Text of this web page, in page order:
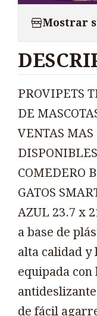
Mostrar
PROVIPETS
DE
VENTAS
COMEDERO
GATOS
AZUL 23.7 x
a base de
alta calidad y
equipada con
de fácil